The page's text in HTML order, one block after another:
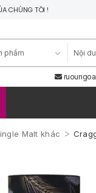
CHÚNG TÔI !
Malt khác >